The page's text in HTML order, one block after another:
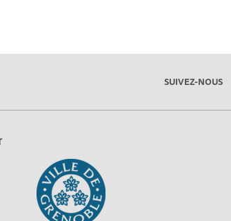
SUIVEZ-NOUS